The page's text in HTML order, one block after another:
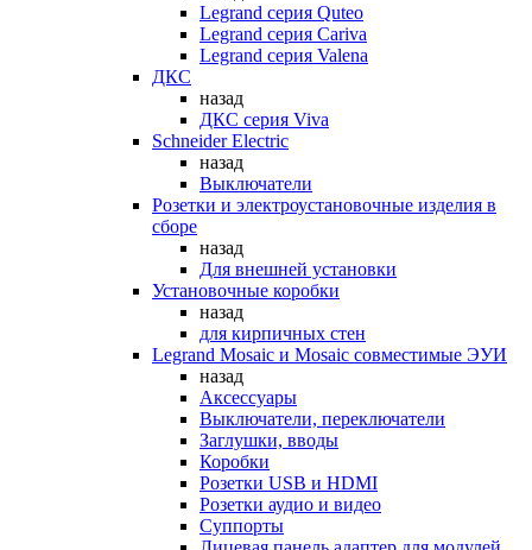
Legrand серия Quteo
Legrand серия Cariva
Legrand серия Valena
ДКС
назад
ДКС серия Viva
Schneider Electric
назад
Выключатели
Розетки и электроустановочные изделия в
сборе
назад
Для внешней установки
Установочные коробки
назад
для кирпичных стен
Legrand Mosaic и Mosaic совместимые ЭУИ
назад
Аксессуары
Выключатели, переключатели
Заглушки, вводы
Коробки
Розетки USB и HDMI
Розетки аудио и видео
Суппорты